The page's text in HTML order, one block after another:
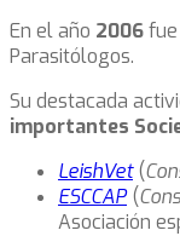
En el año 2006
Parasitólogos.
Su destacada
importantes
LeishVet(
ESCCAP(
Asociación